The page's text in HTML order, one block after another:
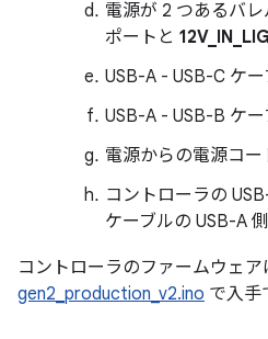
電源が 2 つあるバ
ポートと
USB-A - USB-C ケー
USB-A - USB-B ケー
電源からの電源コー
コントローラの
ケーブルの USB-A 側
コントローラのファームウェア
gen2_production_v2.ino で入手